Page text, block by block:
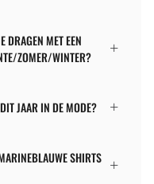
DRAGEN MET EEN
ZOMER/WINTER?
JAAR IN DE MODE?
SHIRTS